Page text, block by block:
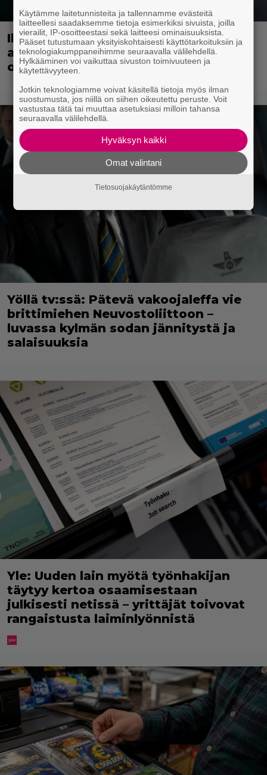
Illalla tv:ssä: Suomi-komediaa
arvostetaan myös maailmalla – nyt ei
ole luvassa kevyt reissu!
Yöllä tv:ssä: Pätevä vakoojaleffa vie
brittimiehen Neuvostoliittoon –
luvassa kylmän sodan jännitystä ja
salaisuuksia
Yle: Uuden lain myötä työnhakijan
täytyy kertoa osaamisestaan
julkisesti netissä – yrittäjät toivovat
rangaistusta laiminlyönnistä
Käytämme laitetunnisteita ja tallennamme evästeitä
laitteellesi saadaksemme tietoja esimerkiksi sivuista, joilla
vierailit, IP-osoitteestasi sekä laitteesi ominaisuuksista.
Pääset tutustumaan yksityiskohtaisesti käyttötarkoituksiin ja
teknologiakumppaneihimme seuraavalla välilehdellä.
Hylkääminen voi vaikuttaa sivuston toimivuuteen ja
käytettävyyteen.
Jotkin teknologiamme voivat käsitellä tietoja myös ilman
suostumusta, jos niillä on siihen oikeutettu peruste. Voit
vastustaa tätä tai muuttaa asetuksiasi milloin tahansa
seuraavalla välilehdellä.
Hyväksyn kaikki
Omat valintani
Tietosuojakäytäntömme